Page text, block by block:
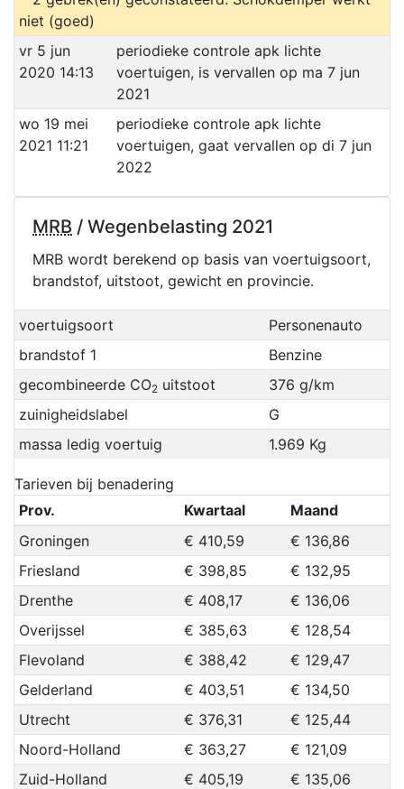
niet (goed)
vr 5 jun
2020 14:13
periodieke controle apk lichte
voertuigen, is vervallen op ma 7 jun
2021
wo 19 mei
2021 11:21
periodieke controle apk lichte
voertuigen, gaat vervallen op di 7 jun
2022
MRB / Wegenbelasting 2021
MRB wordt berekend op basis van voertuigsoort,
brandstof, uitstoot, gewicht en provincie.
voertuigsoort
Personenauto
brandstof 1
Benzine
gecombineerde CO2uitstoot
376 g/km
zuinigheidslabel
G
massa ledig voertuig
1.969 Kg
Tarieven bij benadering
Prov.
Kwartaal
Maand
Groningen
€ 410,59
€ 136,86
Friesland
€ 398,85
€ 132,95
Drenthe
€ 408,17
€ 136,06
Overijssel
€ 385,63
€ 128,54
Flevoland
€ 388,42
€ 129,47
Gelderland
€ 403,51
€ 134,50
Utrecht
€ 376,31
€ 125,44
Noord-Holland
€ 363,27
€ 121,09
Zuid-Holland
€ 405,19
€ 135,06